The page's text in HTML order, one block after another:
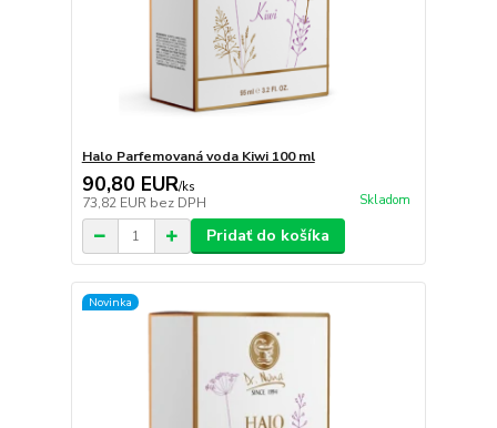
Halo Parfemovaná voda Kiwi 100 ml
90,80 EUR/ks
73,82 EUR bez DPH Skladom
Pridať do košíka
Novinka